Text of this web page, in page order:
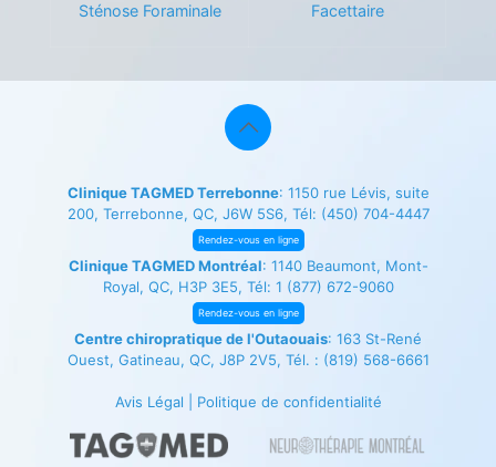
Sténose Foraminale
Facettaire
Clinique TAGMED Terrebonne: 1150 rue Lévis, suite
200, Terrebonne, QC, J6W 5S6, Tél: (450) 704-4447
Rendez-vous en ligne
Clinique TAGMED Montréal: 1140 Beaumont, Mont-
Royal, QC, H3P 3E5, Tél: 1 (877) 672-9060
Rendez-vous en ligne
Centre chiropratique de l'Outaouais: 163 St-René
Ouest, Gatineau, QC, J8P 2V5, Tél. : (819) 568-6661
Avis Légal Politique de confidentialité